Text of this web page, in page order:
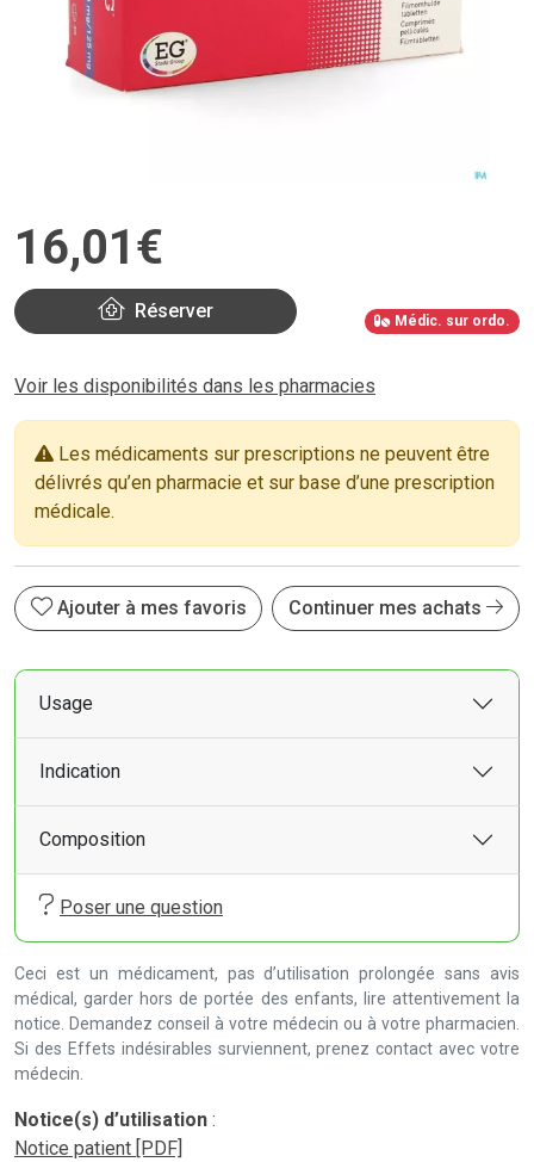
16,01€
Réserver Médic. sur ordo.
Voir les disponibilités dans les pharmacies
Les médicaments sur prescriptions ne peuvent être
délivrés qu’en pharmacie et sur base d’une prescription
médicale.
Ajouter à mes favoris Continuer mes achats
Usage
Indication
Composition
Poser une question
Ceci est un médicament, pas d’utilisation prolongée sans avis
médical, garder hors de portée des enfants, lire attentivement la
notice. Demandez conseil à votre médecin ou à votre pharmacien.
Si des Effets indésirables surviennent, prenez contact avec votre
médecin.
Notice(s) d’utilisation :
Notice patient [PDF]